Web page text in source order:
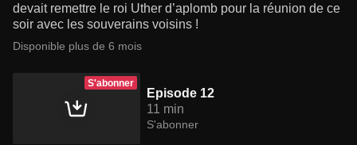
devait remettre le roi Uther d’aplomb pour la réunion de ce
soir avec les souverains voisins !
Disponible plus de 6 mois
S'abonner
Episode 12
11 min
S'abonner